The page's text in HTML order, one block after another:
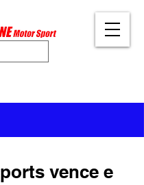
vence e